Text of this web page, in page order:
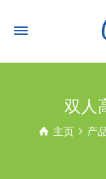
双人
主页 产